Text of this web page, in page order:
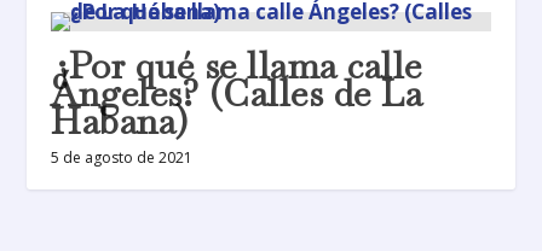
¿Por qué se llama calle
Ángeles? (Calles de La
Habana)
5 de agosto de 2021